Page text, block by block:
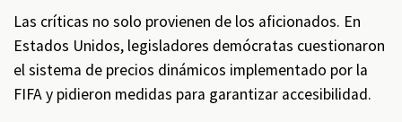
Las críticas no solo provienen de los aficionados. En
Estados Unidos, legisladores demócratas cuestionaron
el sistema de precios dinámicos implementado por la
FIFA y pidieron medidas para garantizar accesibilidad.